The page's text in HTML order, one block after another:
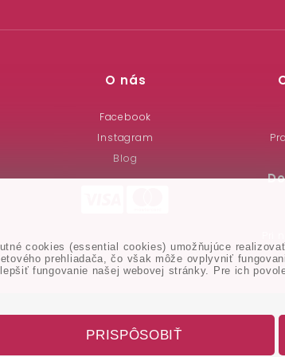
O nás
Facebook
Instagram
Blog
cookies (essential cookies) umožňujúce
prehliadača, čo však môže ovplyvniť
fungovanie našej webovej stránky. Pre ich
PRISPÔSOBIŤ